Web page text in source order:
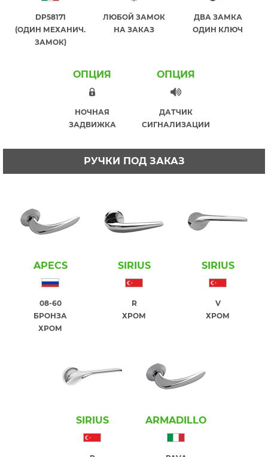
DP58171
(ОДИН МЕХАНИЧ.
ЗАМОК)
ЛЮБОЙ ЗАМОК
НА ЗАКАЗ
ДВА ЗАМКА
ОДИН КЛЮЧ
ОПЦИЯ
НОЧНАЯ
ЗАДВИЖКА
ОПЦИЯ
ДАТЧИК
СИГНАЛИЗАЦИИ
РУЧКИ ПОД ЗАКАЗ
APECS
08-60
БРОНЗА
ХРОМ
SIRIUS
R
ХРОМ
SIRIUS
V
ХРОМ
SIRIUS ARMADILLO